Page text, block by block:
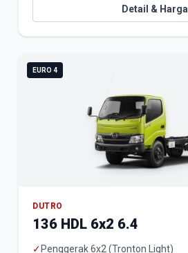
Detail & Harga
EURO 4
DUTRO
136 HDL 6x2 6.4
✓ Penggerak 6x2 (Tronton Light)